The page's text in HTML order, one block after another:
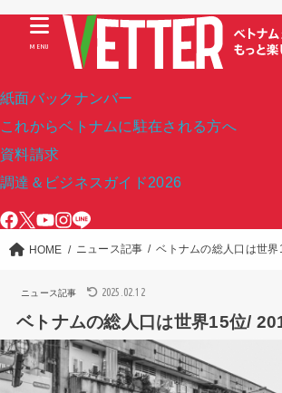
紙面バックナンバー
これからベトナムに駐在される方へ
資料請求
調達＆ビジネスガイド2026
MENU
HOME ニュース記事 ベトナムの総人口は世
ニュース記事 2025.02.12
ベトナムの総人口は世界15位/